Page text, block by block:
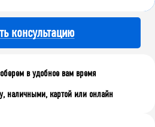
консультацию
в удобное вам время
наличными, картой или онлайн